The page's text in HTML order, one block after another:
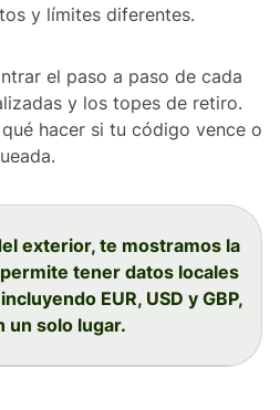
y límites diferentes.
el paso a paso de cada
y los topes de retiro.
hacer si tu código vence o
exterior, te mostramos la
tener datos locales
EUR, USD y GBP,
un solo lugar.